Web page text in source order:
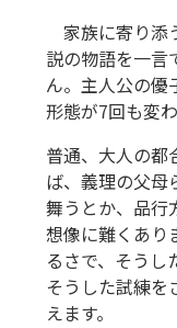
家族に寄り添
説の物語を一言
ん。主人公の優
形態が7回も変
普通、大人の都
ば、義理の父母
舞うとか、品行
想像に難くあり
るさで、そうし
そうした試練を
えます。